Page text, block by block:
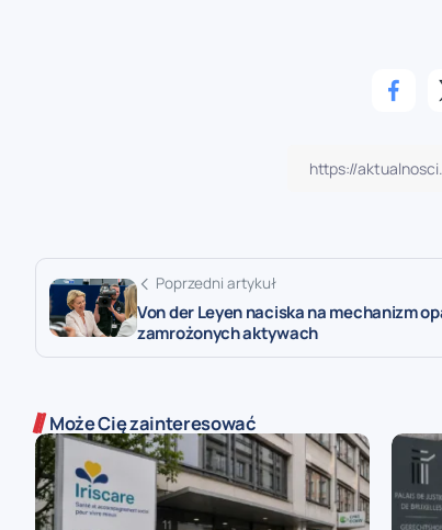
Poprzedni artykuł
Von der Leyen naciska na mechanizm
zamrożonych aktywach
Może Cię zainteresować